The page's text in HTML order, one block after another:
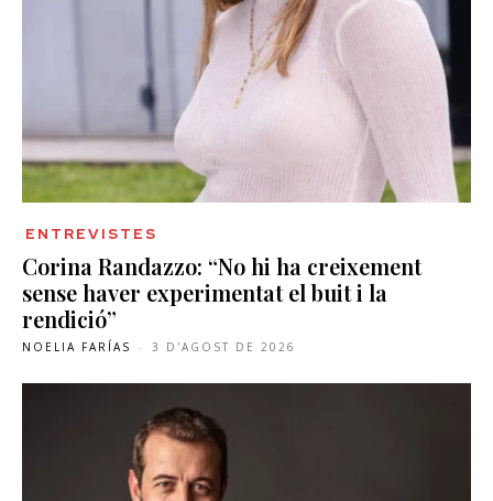
ENTREVISTES
Corina Randazzo: “No hi ha creixement
sense haver experimentat el buit i la
rendició”
NOELIA FARÍAS - 3 D'AGOST DE 2026